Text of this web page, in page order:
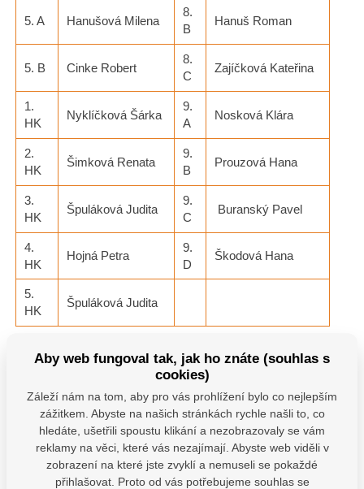
5. A Hanušová Milena
8.
B
Hanuš Roman
5. B Cinke Robert
8.
C
Zajíčková Kateřina
1.
HK
Nyklíčková Šárka
9.
A
Nosková Klára
2.
HK
Šimková Renata
9.
B
Prouzová Hana
3.
HK
Špuláková Judita
9.
C
Buranský Pavel
4.
HK
Hojná Petra
9.
D
Škodová Hana
5.
HK
Špuláková Judita
Soubory ke stažení
Návrh rozpočtu na rok 2025.pdf
Stáhnout
Aby web fungoval tak, jak ho znáte (souhlas s
cookies)
Záleží nám na tom, aby pro vás prohlížení bylo co nejlepším
zážitkem. Abyste na našich stránkách rychle našli to, co
hledáte, ušetřili spoustu klikání a nezobrazovaly se vám
reklamy na věci, které vás nezajímají. Abyste web viděli v
zobrazení na které jste zvyklí a nemuseli se pokaždé
přihlašovat. Proto od vás potřebujeme souhlas se